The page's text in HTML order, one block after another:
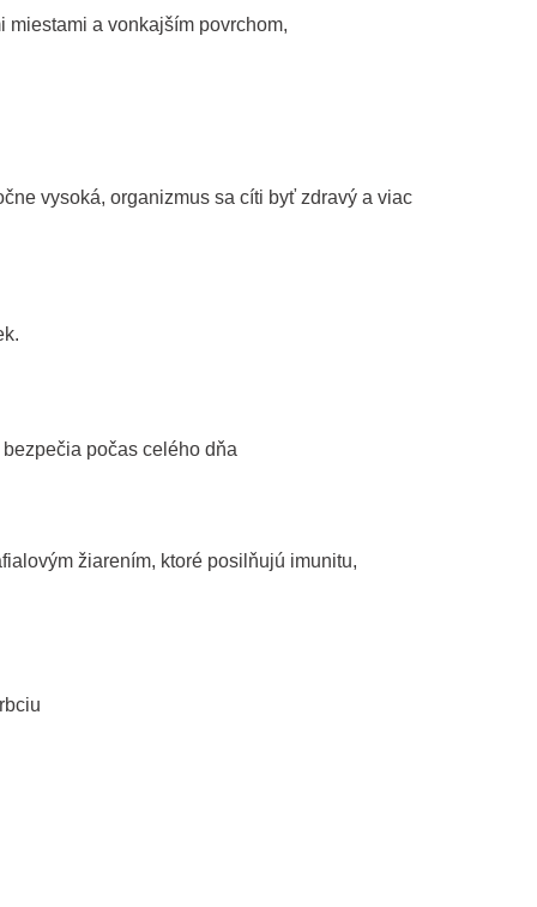
a vonkajším povrchom,
vysoká, organizmus sa cíti byť zdravý a viac
počas celého dňa
žiarením, ktoré posilňujú imunitu,